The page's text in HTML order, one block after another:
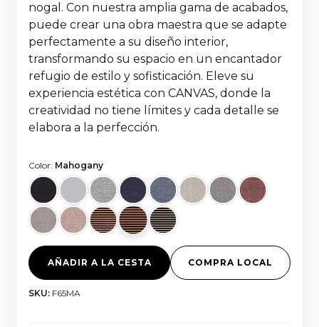
nogal. Con nuestra amplia gama de acabados,
puede crear una obra maestra que se adapte
perfectamente a su diseño interior,
transformando su espacio en un encantador
refugio de estilo y sofisticación. Eleve su
experiencia estética con CANVAS, donde la
creatividad no tiene límites y cada detalle se
elabora a la perfección.
Color: Mahogany
AÑADIR A LA CESTA COMPRA LOCAL
SKU: F65MA